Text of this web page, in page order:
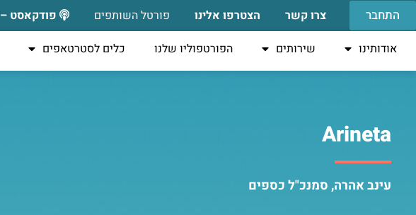
התחבר צרו קשר הצטרפו אלינו פורטל השותפים פודקאסט – Starter
אודותינו שירותים הפורטפוליו שלנו כלים לסטרטאפים
Arineta
עינב אהרה, סמנכ"ל כספים